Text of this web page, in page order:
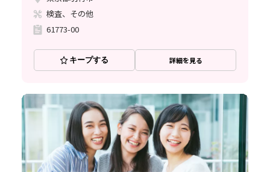
検査、その他
61773-00
キープする 詳細を見る